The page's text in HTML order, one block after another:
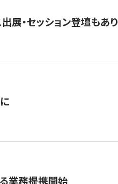
展・セッション登壇もあり
業務提携開始